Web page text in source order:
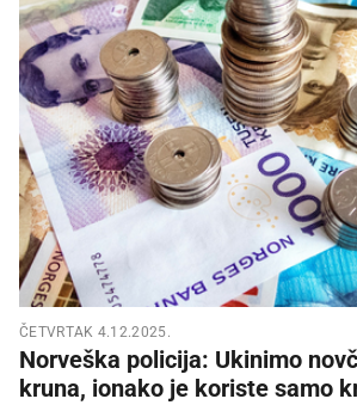
ČETVRTAK 4.12.2025.
Norveška policija: Ukinimo
kruna, ionako je koriste samo